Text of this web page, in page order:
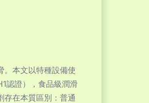
。本文以特種設備使
認證），食品級潤滑
存在本質區別：普通